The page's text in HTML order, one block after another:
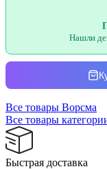
Нашли
Все товары Ворсма
Все товары
Быстрая доставка